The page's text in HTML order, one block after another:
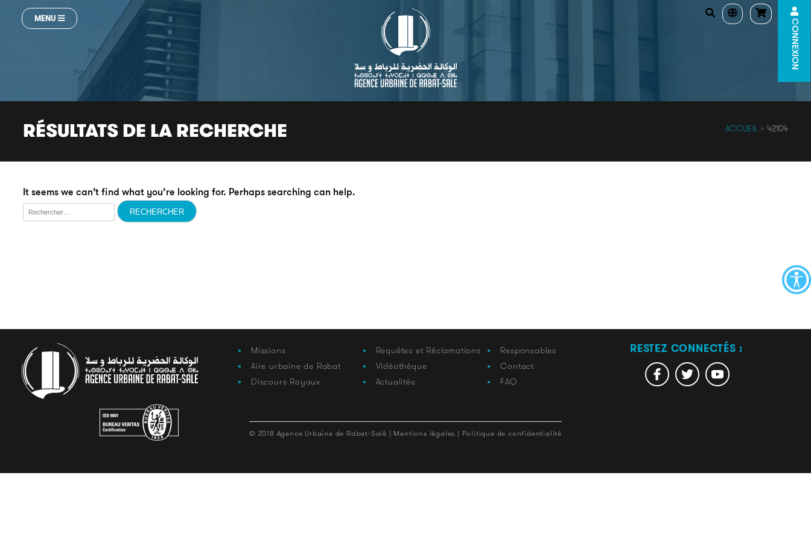
MENU CONNEXION
RÉSULTATS DE LA RECHERCHE ACCUEIL» 42104
It seems we can’t find what you’re looking for. Perhaps searching can help.
Rechercher :
Missions
Aire urbaine de Rabat
Discours Royaux
Requêtes et Réclamations
Vidéothèque
Actualités
Responsables
Contact
FAQ
RESTEZ CONNECTÉS :
© 2018 Agence Urbaine de Rabat-Salé | Mentions légales | Politique de confidentialité